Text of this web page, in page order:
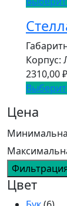
Корпус:
2310,00₽
Цена
Цвет